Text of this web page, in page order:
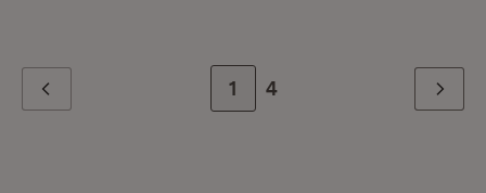
Zur Seite
1 Zur letzten Seite
4 Weiter